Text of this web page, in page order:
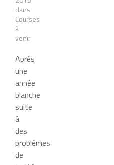
dans
Courses
à
venir
Aprés
une
année
blanche
suite
à
des
problémes
de